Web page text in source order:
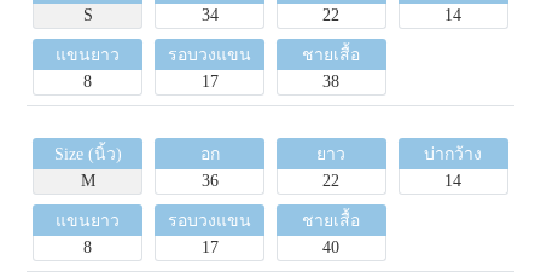
S
34
22
14
แขนยาว
8
รอบวงแขน
17
ชายเสื้อ
38
Size (นิ้ว)
M
อก
36
ยาว
22
บ่ากว้าง
14
แขนยาว
8
รอบวงแขน
17
ชายเสื้อ
40